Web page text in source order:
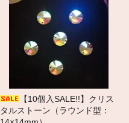
【10個入SALE!!】クリス
タルストーン（ラウンド型：